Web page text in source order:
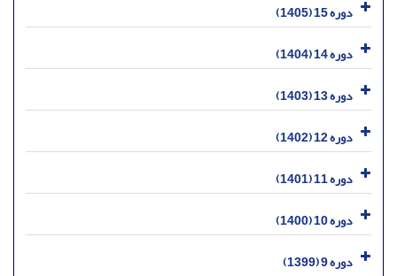
دوره 15 (1405)
دوره 14 (1404)
دوره 13 (1403)
دوره 12 (1402)
دوره 11 (1401)
دوره 10 (1400)
دوره 9 (1399)